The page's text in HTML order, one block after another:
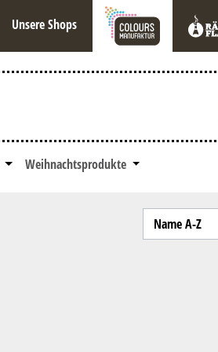
Unsere Shops
Weihnachtsprodukte